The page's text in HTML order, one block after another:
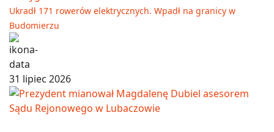
Ukradł 171 rowerów elektrycznych. Wpadł na granicy w
Budomierzu
31 lipiec 2026